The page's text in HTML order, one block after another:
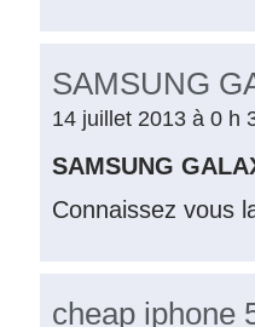
SAMSUNG
14 juillet 2013 à 0 h
SAMSUNG
Connaissez vous
cheap iphone